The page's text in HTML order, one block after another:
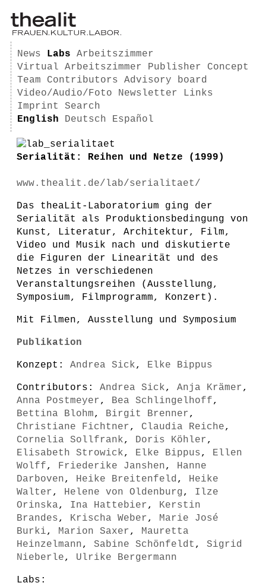
News Labs
Arbeitszimmer
Virtual Arbeitszimmer
Publisher
Concept
Team
Contributors
Advisory board
Video/Audio/Foto
Newsletter
Links
Imprint
Search
English
Deutsch Español
Serialität: Reihen und Netze (1999)
www.thealit.de/lab/serialitaet/
Das theaLit-Laboratorium ging der
Serialität als Produktionsbedingung von
Kunst, Literatur, Architektur, Film,
Video und Musik nach und diskutierte
die Figuren der Linearität und des
Netzes in verschiedenen
Veranstaltungsreihen (Ausstellung,
Symposium, Filmprogramm, Konzert).
Mit Filmen, Ausstellung und Symposium
Publikation
Konzept: Andrea Sick, Elke Bippus
Contributors: Andrea Sick, Anja Krämer,
Anna Postmeyer, Bea Schlingelhoff,
Bettina Blohm, Birgit Brenner,
Christiane Fichtner, Claudia Reiche,
Cornelia Sollfrank, Doris Köhler,
Elisabeth Strowick, Elke Bippus, Ellen
Wolff, Friederike Janshen, Hanne
Darboven, Heike Breitenfeld, Heike
Walter, Helene von Oldenburg, Ilze
Orinska, Ina Hattebier, Kerstin
Brandes, Krischa Weber, Marie José
Burki, Marion Saxer, Mauretta
Heinzelmann, Sabine Schönfeldt , Sigrid
Nieberle, Ulrike Bergermann
Labs: